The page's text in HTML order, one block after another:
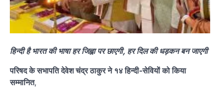
हिन्दी है भारत की भाषा हर जिह्वा पर छाएगी, हर दिल की धड़कन बन जाएगी
परिषद के सभापति देवेश चंद्र ठाकुर ने १४ हिन्दी-सेवियों को किया
सम्मानित,